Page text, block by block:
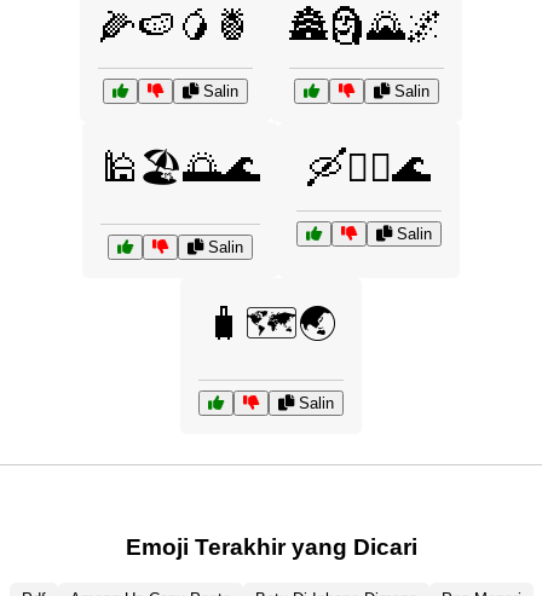
lainnya untuk menemukan cara baru dalam
🌽🍉🥭🍍
Salin
🏯🗿🌄🌌
Salin
🕌🏖️🌅🌊
Salin
🛶🚴‍♂️🌊
Salin
🧳🗺️🌏
Salin
Emoji Terakhir yang Dicari